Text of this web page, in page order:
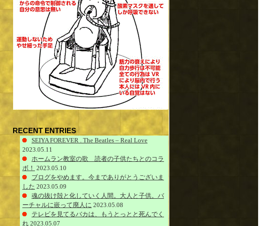
RECENT ENTRIES
SEIYA FOREVER . The Beatles – Real Love
2023.05.11
ホームラン教室の歌 読者の子供たちとのコラ
ボ！ 2023.05.10
ブログをやめます。今までありがとうございま
した 2023.05.09
魂の抜け殻と化していく人間。大人と子供。バ
ーチャルに嵌って廃人に 2023.05.08
テレビを見てるバカは、もうとっとと死んでく
れ 2023.05.07